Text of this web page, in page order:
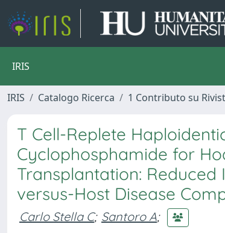
IRIS
IRIS Catalogo Ricerca 1 Contributo su
T Cell-Replete
Cyclophosphamide for
Transplantation:
versus-Host Disease
Carlo Stella C; Santoro A;